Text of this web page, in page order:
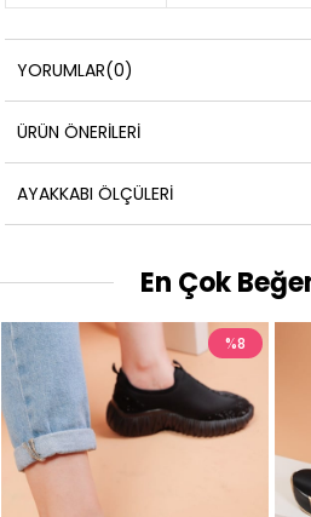
YORUMLAR(0)
ÜRÜN ÖNERILERI
AYAKKABI ÖLÇÜLERI
En Çok
%8